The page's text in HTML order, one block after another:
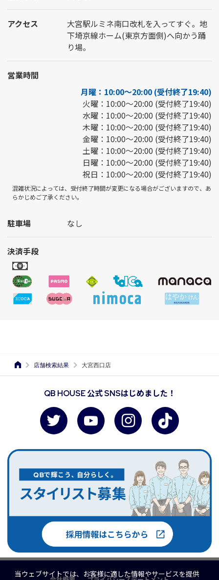
店舗検索結果 大宮西口店
アクセス
大宮駅ルミネ南口改札を入ってすぐ。地
下埼京線ホーム(東京方面側)へ向かう踊
り場。
営業時間
月曜：10:00～20:00 (受付終了19:40)
火曜：10:00～20:00 (受付終了19:40)
水曜：10:00～20:00 (受付終了19:40)
木曜：10:00～20:00 (受付終了19:40)
金曜：10:00～20:00 (受付終了19:40)
土曜：10:00～20:00 (受付終了19:40)
日曜：10:00～20:00 (受付終了19:40)
祝日：10:00～20:00 (受付終了19:40)
混雑状況によっては、受付終了時間が変更になる場合がございますので、あ
らかじめご了承ください。
駐車場 なし
決済手段
QB HOUSE 公式 SNSはじめました！
当ウェブサイトでは、お客様に適した情報やサービスを提供